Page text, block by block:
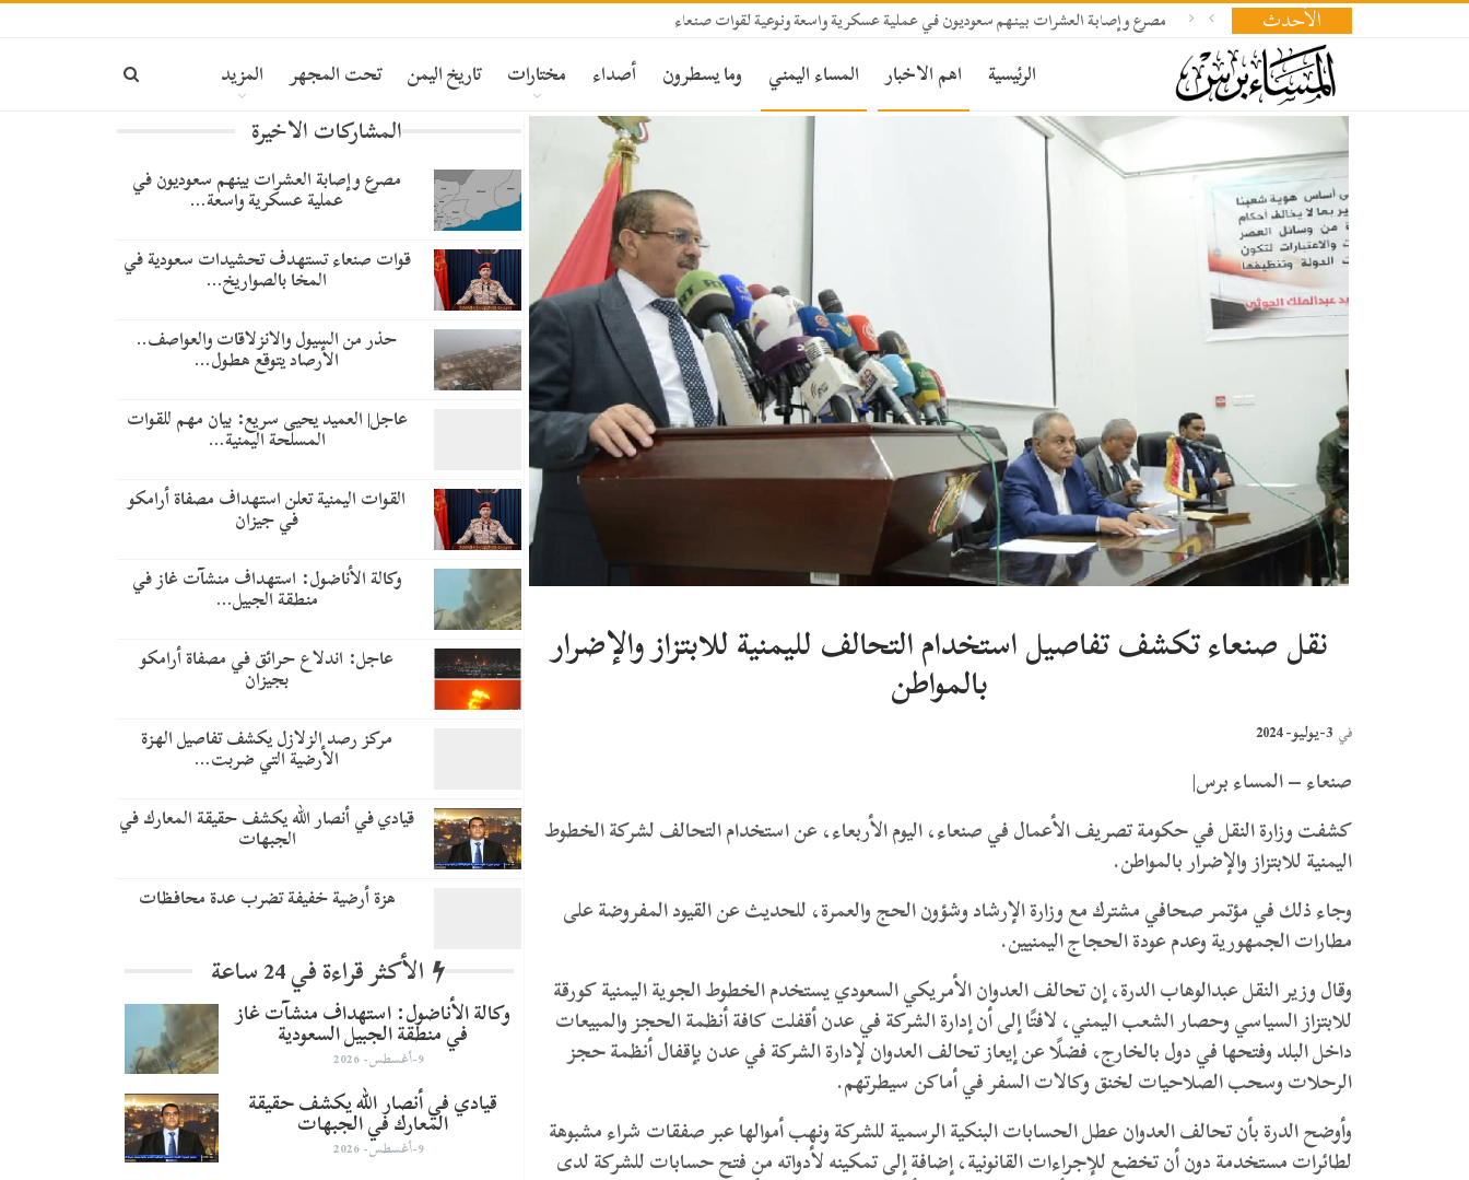
الأحدث مصرع وإصابة العشرات بينهم سعوديون في عملية عسكرية واسعة ونوعية لقوات صنعاء
الرئيسية اهم الاخبار المساء اليمني وما يسطرون أصداء مختارات تاريخ اليمن تحت المجهر المزيد
نقل صنعاء تكشف تفاصيل استخدام التحالف لليمنية للابتزاز والإضرار
بالمواطن
في 3-يوليو- 2024
صنعاء – المساء برس|
كشفت وزارة النقل في حكومة تصريف الأعمال في صنعاء، اليوم الأربعاء، عن استخدام التحالف لشركة الخطوط
اليمنية للابتزاز والإضرار بالمواطن.
وجاء ذلك في مؤتمر صحافي مشترك مع وزارة الإرشاد وشؤون الحج والعمرة، للحديث عن القيود المفروضة على
مطارات الجمهورية وعدم عودة الحجاج اليمنيين.
وقال وزير النقل عبدالوهاب الدرة، إن تحالف العدوان الأمريكي السعودي يستخدم الخطوط الجوية اليمنية كورقة
للابتزاز السياسي وحصار الشعب اليمني، لافتًا إلى أن إدارة الشركة في عدن أقفلت كافة أنظمة الحجز والمبيعات
داخل البلد وفتحها في دول بالخارج، فضلًا عن إيعاز تحالف العدوان لإدارة الشركة في عدن بإقفال أنظمة حجز
الرحلات وسحب الصلاحيات لخنق وكالات السفر في أماكن سيطرتهم.
وأوضح الدرة بأن تحالف العدوان عطل الحسابات البنكية الرسمية للشركة ونهب أموالها عبر صفقات شراء مشبوهة
لطائرات مستخدمة دون أن تخضع للإجراءات القانونية، إضافة إلى تمكينه لأدواته من فتح حسابات للشركة لدى
المشاركات الاخيرة
مصرع وإصابة العشرات بينهم سعوديون في
عملية عسكرية واسعة…
قوات صنعاء تستهدف تحشيدات سعودية في
المخا بالصواريخ…
حذر من السيول والانزلاقات والعواصف..
الأرصاد يتوقع هطول…
عاجل| العميد يحيى سريع: بيان مهم للقوات
المسلحة اليمنية…
القوات اليمنية تعلن استهداف مصفاة أرامكو
في جيزان
وكالة الأناضول: استهداف منشآت غاز في
منطقة الجبيل…
عاجل: اندلاع حرائق في مصفاة أرامكو
بجيزان
مركز رصد الزلازل يكشف تفاصيل الهزة
الأرضية التي ضربت…
قيادي في أنصار الله يكشف حقيقة المعارك في
الجبهات
هزة أرضية خفيفة تضرب عدة محافظات
الأكثر قراءة في 24 ساعة
وكالة الأناضول: استهداف منشآت غاز
في منطقة الجبيل السعودية
9-أغسطس- 2026
قيادي في أنصار الله يكشف حقيقة
المعارك في الجبهات
9-أغسطس- 2026